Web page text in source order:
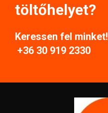
töltőhelyet?
Keressen fel minket!
+36 30 919 2330